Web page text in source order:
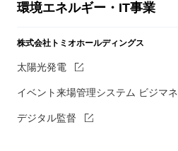
環境エネルギー・IT事業
株式会社トミオホールディングス
太陽光発電
イベント来場管理システム ビジマネ
デジタル監督